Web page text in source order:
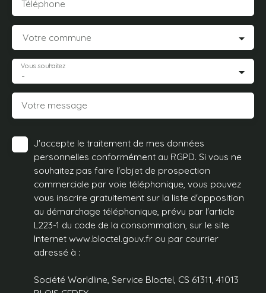
Téléphone
Votre commune
-
Vous souhaitez
Votre message
J'accepte le traitement de mes données
personnelles conformément au RGPD. Si vous ne
souhaitez pas faire l'objet de prospection
commerciale par voie téléphonique, vous pouvez
vous inscrire gratuitement sur la liste d'opposition
au démarchage téléphonique, prévu par l'article
L223-1 du code de la consommation, sur le site
Internet www.bloctel.gouv.fr ou par courrier
adressé à :
Société Worldline, Service Bloctel, CS 61311, 41013